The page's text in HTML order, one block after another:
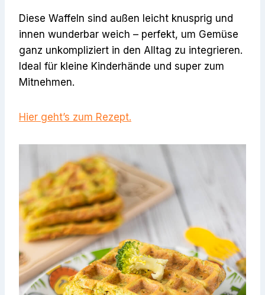
Diese Waffeln sind außen leicht knusprig und
innen wunderbar weich – perfekt, um Gemüse
ganz unkompliziert in den Alltag zu integrieren.
Ideal für kleine Kinderhände und super zum
Mitnehmen.
Hier geht’s zum Rezept.